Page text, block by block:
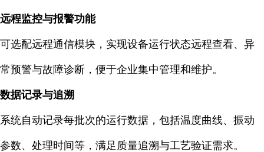
远程监控与报警功能
可选配远程通信模块，实现设备运行状态远程查看、异
常预警与故障诊断，便于企业集中管理和维护。
数据记录与追溯
系统自动记录每批次的运行数据，包括温度曲线、振动
参数、处理时间等，满足质量追溯与工艺验证需求。